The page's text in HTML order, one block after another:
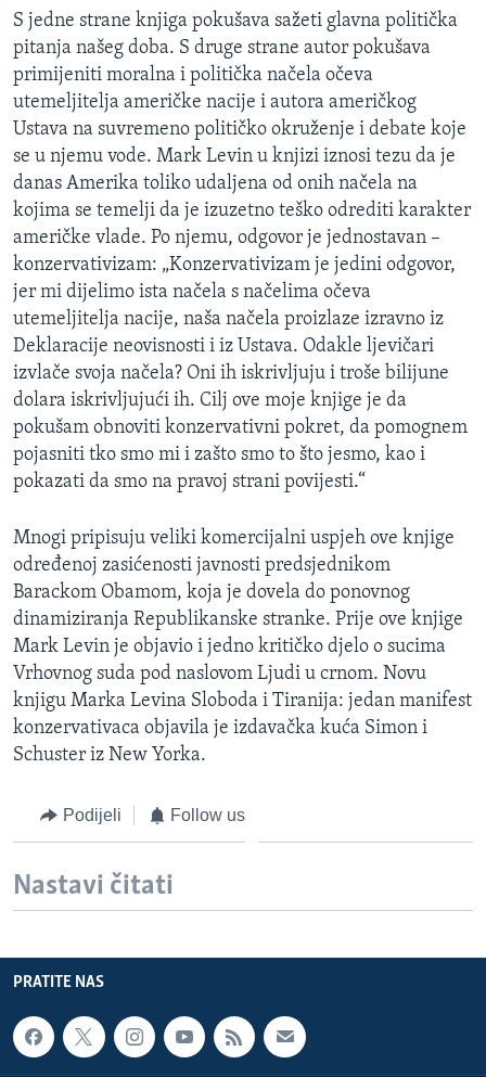
S jedne strane knjiga pokušava sažeti glavna politička
pitanja našeg doba. S druge strane autor pokušava
primijeniti moralna i politička načela očeva
utemeljitelja američke nacije i autora američkog
Ustava na suvremeno političko okruženje i debate koje
se u njemu vode. Mark Levin u knjizi iznosi tezu da je
danas Amerika toliko udaljena od onih načela na
kojima se temelji da je izuzetno teško odrediti karakter
američke vlade. Po njemu, odgovor je jednostavan –
konzervativizam: „Konzervativizam je jedini odgovor,
jer mi dijelimo ista načela s načelima očeva
utemeljitelja nacije, naša načela proizlaze izravno iz
Deklaracije neovisnosti i iz Ustava. Odakle ljevičari
izvlače svoja načela? Oni ih iskrivljuju i troše bilijune
dolara iskrivljujući ih. Cilj ove moje knjige je da
pokušam obnoviti konzervativni pokret, da pomognem
pojasniti tko smo mi i zašto smo to što jesmo, kao i
pokazati da smo na pravoj strani povijesti.“
Mnogi pripisuju veliki komercijalni uspjeh ove knjige
određenoj zasićenosti javnosti predsjednikom
Barackom Obamom, koja je dovela do ponovnog
dinamiziranja Republikanske stranke. Prije ove knjige
Mark Levin je objavio i jedno kritičko djelo o sucima
Vrhovnog suda pod naslovom Ljudi u crnom. Novu
knjigu Marka Levina Sloboda i Tiranija: jedan manifest
konzervativaca objavila je izdavačka kuća Simon i
Schuster iz New Yorka.
Podijeli Follow us
Nastavi čitati
PRATITE NAS